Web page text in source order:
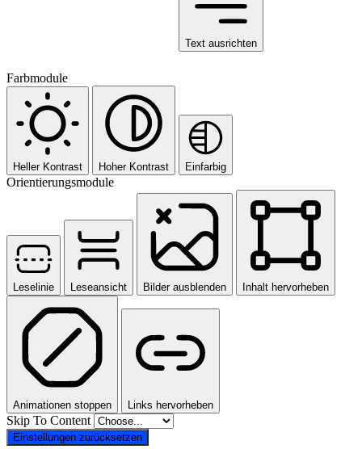
Text ausrichten
Farbmodule
Heller Kontrast Hoher Kontrast Einfarbig
Orientierungsmodule
Leselinie Leseansicht Bilder ausblenden Inhalt hervorheben
Animationen stoppen Links hervorheben
Skip To Content
Einstellungen zurücksetzen